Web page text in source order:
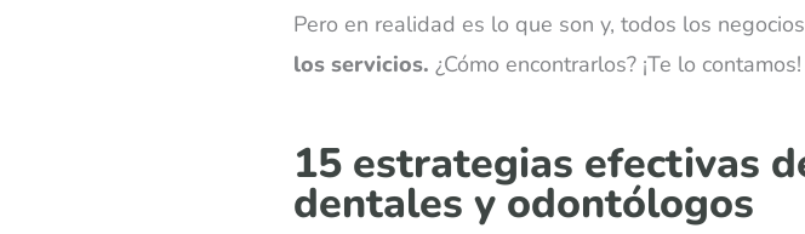
Pero en realidad es lo que son y, todos los
los servicios. ¿Cómo encontrarlos? ¡Te lo contamos!
15 estrategias efectivas
dentales y odontólogos